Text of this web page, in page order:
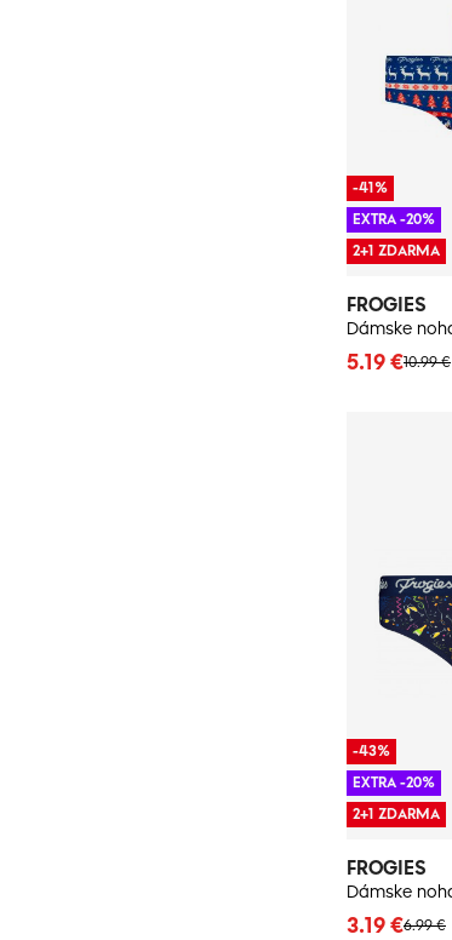
FROGIES
10.99 €
5.19 €
-41%
EXTRA -20%
2+1 ZDARMA
FROGIES
6.99 €
3.19 €
-43%
EXTRA -20%
2+1 ZDARMA